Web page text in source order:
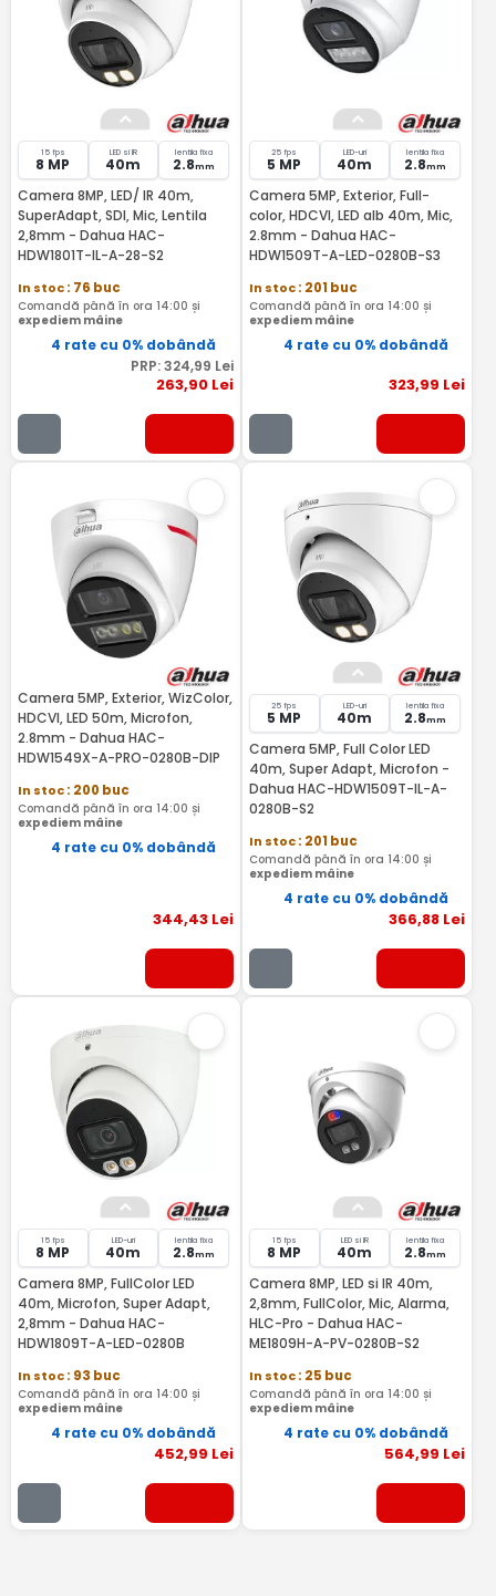
15 fps
8 MP
LED si IR
40m
lentila fixa
2.8mm
Camera 8MP, LED/ IR 40m,
SuperAdapt, SDI, Mic, Lentila
2,8mm - Dahua HAC-
HDW1801T-IL-A-28-S2
In stoc: 76 buc
Comandă până în ora 14:00 și
expediem mâine
4 rate cu 0% dobândă
PRP:324,99 Lei
263,90Lei
25 fps
5 MP
LED-uri
40m
lentila fixa
2.8mm
Camera 5MP, Exterior, Full-
color, HDCVI, LED alb 40m, Mic,
2.8mm - Dahua HAC-
HDW1509T-A-LED-0280B-S3
In stoc: 201 buc
Comandă până în ora 14:00 și
expediem mâine
4 rate cu 0% dobândă
323,99 Lei
Camera 5MP, Exterior, WizColor,
HDCVI, LED 50m, Microfon,
2.8mm - Dahua HAC-
HDW1549X-A-PRO-0280B-DIP
In stoc: 200 buc
Comandă până în ora 14:00 și
expediem mâine
4 rate cu 0% dobândă
344,43Lei
25 fps
5 MP
LED-uri
40m
lentila fixa
2.8mm
Camera 5MP, Full Color LED
40m, Super Adapt, Microfon -
Dahua HAC-HDW1509T-IL-A-
0280B-S2
In stoc: 201 buc
Comandă până în ora 14:00 și
expediem mâine
4 rate cu 0% dobândă
366,88 Lei
15 fps
8 MP
LED-uri
40m
lentila fixa
2.8mm
Camera 8MP, FullColor LED
40m, Microfon, Super Adapt,
2,8mm - Dahua HAC-
HDW1809T-A-LED-0280B
In stoc: 93 buc
Comandă până în ora 14:00 și
expediem mâine
4 rate cu 0% dobândă
452,99 Lei
15 fps
8 MP
LED si IR
40m
lentila fixa
2.8mm
Camera 8MP, LED si IR 40m,
2,8mm, FullColor, Mic, Alarma,
HLC-Pro - Dahua HAC-
ME1809H-A-PV-0280B-S2
In stoc: 25 buc
Comandă până în ora 14:00 și
expediem mâine
4 rate cu 0% dobândă
564,99 Lei